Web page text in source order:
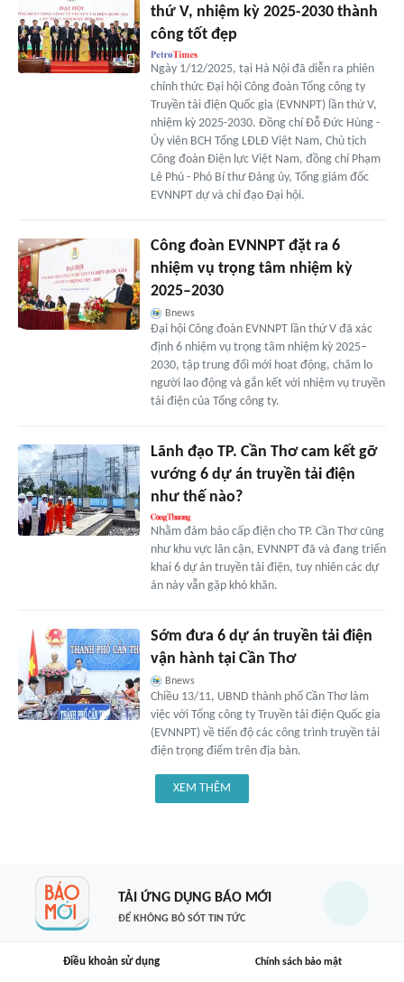
thứ V, nhiệm kỳ 2025-2030 thành
công tốt đẹp
Ngày 1/12/2025, tại Hà Nội đã diễn ra phiên
chính thức Đại hội Công đoàn Tổng công ty
Truyền tải điện Quốc gia (EVNNPT) lần thứ V,
nhiệm kỳ 2025-2030. Đồng chí Đỗ Đức Hùng -
Ủy viên BCH Tổng LĐLĐ Việt Nam, Chủ tịch
Công đoàn Điện lực Việt Nam, đồng chí Phạm
Lê Phú - Phó Bí thư Đảng ủy, Tổng giám đốc
EVNNPT dự và chỉ đạo Đại hội.
Công đoàn EVNNPT đặt ra 6
nhiệm vụ trọng tâm nhiệm kỳ
2025–2030
Bnews
Đại hội Công đoàn EVNNPT lần thứ V đã xác
định 6 nhiệm vụ trọng tâm nhiệm kỳ 2025–
2030, tập trung đổi mới hoạt động, chăm lo
người lao động và gắn kết với nhiệm vụ truyền
tải điện của Tổng công ty.
Lãnh đạo TP. Cần Thơ cam kết gỡ
vướng 6 dự án truyền tải điện
như thế nào?
Nhằm đảm bảo cấp điện cho TP. Cần Thơ cũng
như khu vực lân cận, EVNNPT đã và đang triển
khai 6 dự án truyền tải điện, tuy nhiên các dự
án này vẫn gặp khó khăn.
Sớm đưa 6 dự án truyền tải điện
vận hành tại Cần Thơ
Bnews
Chiều 13/11, UBND thành phố Cần Thơ làm
việc với Tổng công ty Truyền tải điện Quốc gia
(EVNNPT) về tiến độ các công trình truyền tải
điện trọng điểm trên địa bàn.
XEM THÊM
TẢI ỨNG DỤNG BÁO MỚI
ĐỂ KHÔNG BỎ SÓT TIN TỨC
Điều khoản sử dụng Chính sách bảo mật